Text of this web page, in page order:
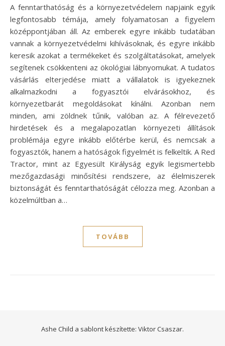
A fenntarthatóság és a környezetvédelem napjaink egyik
legfontosabb témája, amely folyamatosan a figyelem
középpontjában áll. Az emberek egyre inkább tudatában
vannak a környezetvédelmi kihívásoknak, és egyre inkább
keresik azokat a termékeket és szolgáltatásokat, amelyek
segítenek csökkenteni az ökológiai lábnyomukat. A tudatos
vásárlás elterjedése miatt a vállalatok is igyekeznek
alkalmazkodni a fogyasztói elvárásokhoz, és
környezetbarát megoldásokat kínálni. Azonban nem
minden, ami zöldnek tűnik, valóban az. A félrevezető
hirdetések és a megalapozatlan környezeti állítások
problémája egyre inkább előtérbe kerül, és nemcsak a
fogyasztók, hanem a hatóságok figyelmét is felkeltik. A Red
Tractor, mint az Egyesült Királyság egyik legismertebb
mezőgazdasági minősítési rendszere, az élelmiszerek
biztonságát és fenntarthatóságát célozza meg. Azonban a
közelmúltban a…
TOVÁBB
Ashe Child a sablont készítette: Viktor Csaszar.